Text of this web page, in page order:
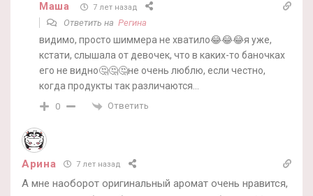
Маша 7 лет назад
Ответить на Регина
видимо, просто шиммера не хватило😂😂😂я уже,
кстати, слышала от девочек, что в каких-то баночках
его не видно🤔🤔🤔не очень люблю, если честно,
когда продукты так различаются…
0 Ответить
Арина 7 лет назад
А мне наоборот оригинальный аромат очень нравится,